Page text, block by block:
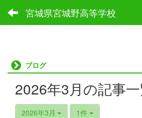
宮城県宮城野高等学校
ブログ
2026年3月の記事
2026年3月 1件